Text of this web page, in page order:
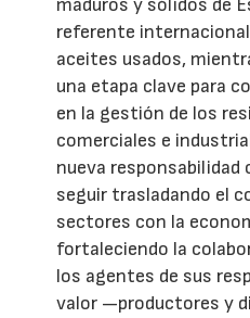
maduros y sólidos de
referente
aceites usados,
una etapa clave para
en la gestión de los
comerciales e
nueva responsabilidad
seguir trasladando el
sectores con la
fortaleciendo la
los agentes de sus
valor —productores y